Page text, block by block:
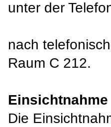
unter der
nach
Raum C 212.
Die